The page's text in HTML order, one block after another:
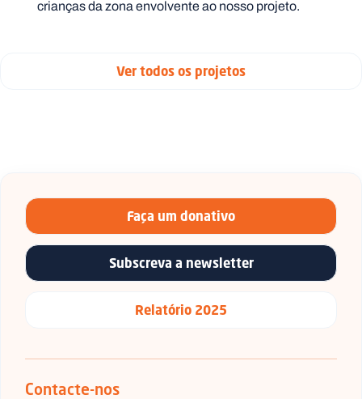
crianças da zona envolvente ao nosso projeto.
Ver todos os projetos
Faça um donativo
Subscreva a newsletter
Relatório 2025
Contacte-nos